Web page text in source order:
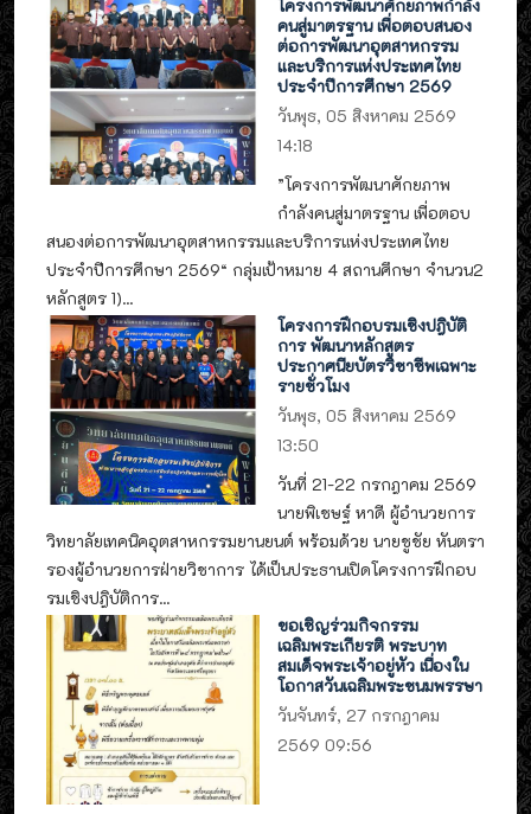
โครงการพัฒนาศักยภาพกำลัง
คนสู่มาตรฐาน เพื่อตอบสนอง
ต่อการพัฒนาอุตสาหกรรม
และบริการแห่งประเทศไทย
ประจำปีการศึกษา 2569
วันพุธ, 05 สิงหาคม 2569
14:18
”โครงการพัฒนาศักยภาพ
กำลังคนสู่มาตรฐาน เพื่อตอบ
สนองต่อการพัฒนาอุตสาหกรรมและบริการแห่งประเทศไทย
ประจำปีการศึกษา 2569“ กลุ่มเป้าหมาย 4 สถานศึกษา จำนวน2
หลักสูตร 1)...
โครงการฝึกอบรมเชิงปฎิบัติ
การ พัฒนาหลักสูตร
ประกาศนียบัตรวิชาชีพเฉพาะ
รายชั่วโมง
วันพุธ, 05 สิงหาคม 2569
13:50
วันที่ 21-22 กรกฎาคม 2569
นายพิเชษฐ์ หาดี ผู้อำนวยการ
วิทยาลัยเทคนิคอุตสาหกรรมยานยนต์ พร้อมด้วย นายชูชัย หันตรา
รองผู้อำนวยการฝ่ายวิชาการ ได้เป็นประธานเปิดโครงการฝึกอบ
รมเชิงปฎิบัติการ...
ขอเชิญร่วมกิจกรรม
เฉลิมพระเกียรติ พระบาท
สมเด็จพระเจ้าอยู่หัว เนื่องใน
โอกาสวันเฉลิมพระชนมพรรษา
วันจันทร์, 27 กรกฎาคม
2569 09:56